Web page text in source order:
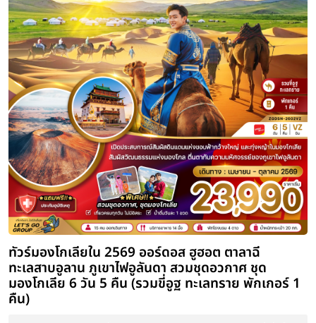
ไฮไลท์กรุงเทพ(สนามบินสุวรรณภูมิ) – เออร์ดอส(สนามบินเออร์ดอสเอ
22.00) – เออร์ดอส – แกรนด์แคนยอนแม่น้ำเหลือง (รวมรถอุทยาน) -
ทุ่งหญ้าเออร์ดอส - กิจกรรมแบบชาวมองโกล (สวมชุดมองโกล - กิจกรร
OPTIONAL TOUR : เทศกาลนาดัม - ชมพระอาทิตย์ขึ้น ณ ทุ่งหญ้าเออ
(รวมกระเช้า + ผ้าหุ้มรองเท้า) - ขี่อูฐชมทะเลทราย – งานจิตกรรมทราย
เงิน OPTIONAL TOUR : เกาะเยว่ซา (เกาะทรายหฤหรรษ์) - สุสานเจงกิ
ส.ค. 19-23
ก.ย. 2-6 / 16-20
ดูช่วงเวลาเพิ่มเติม